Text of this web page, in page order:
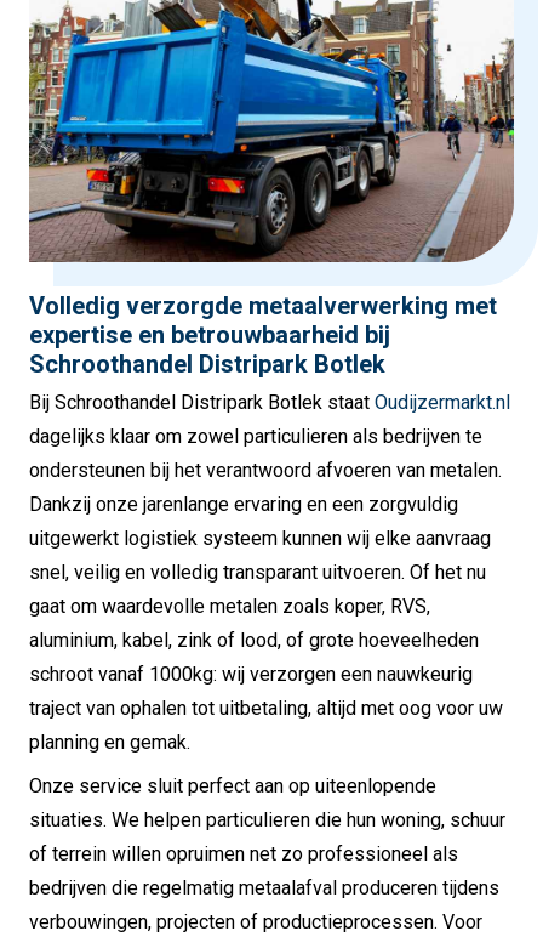
Volledig verzorgde metaalverwerking met
expertise en betrouwbaarheid bij
Schroothandel Distripark Botlek
Bij Schroothandel Distripark Botlek staat Oudijzermarkt.nl
dagelijks klaar om zowel particulieren als bedrijven te
ondersteunen bij het verantwoord afvoeren van metalen.
Dankzij onze jarenlange ervaring en een zorgvuldig
uitgewerkt logistiek systeem kunnen wij elke aanvraag
snel, veilig en volledig transparant uitvoeren. Of het nu
gaat om waardevolle metalen zoals koper, RVS,
aluminium, kabel, zink of lood, of grote hoeveelheden
schroot vanaf 1000kg: wij verzorgen een nauwkeurig
traject van ophalen tot uitbetaling, altijd met oog voor uw
planning en gemak.
Onze service sluit perfect aan op uiteenlopende
situaties. We helpen particulieren die hun woning, schuur
of terrein willen opruimen net zo professioneel als
bedrijven die regelmatig metaalafval produceren tijdens
verbouwingen, projecten of productieprocessen. Voor